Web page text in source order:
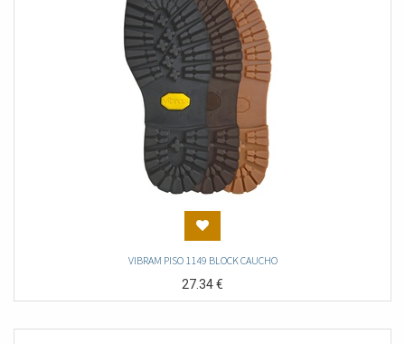
VIBRAM PISO 1149 BLOCK CAUCHO
27.34€